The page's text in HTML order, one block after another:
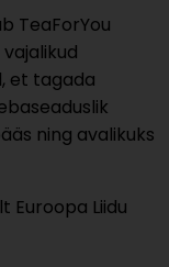
TeaForYou
et tagada
ning avalikuks
Euroopa Liidu